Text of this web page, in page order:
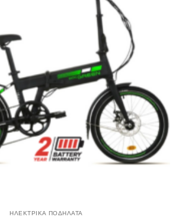
ΗΛΕΚΤΡΙΚΑ ΠΟΔΗΛΑΤΑ